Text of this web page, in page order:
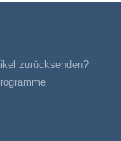
zurücksenden?